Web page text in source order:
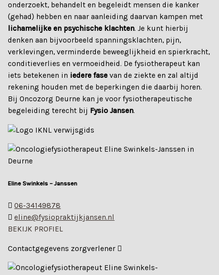
onderzoekt, behandelt en begeleidt mensen die kanker
(gehad) hebben en naar aanleiding daarvan kampen met
lichamelijke en psychische klachten. Je kunt hierbij
denken aan bijvoorbeeld spanningsklachten, pijn,
verklevingen, verminderde beweeglijkheid en spierkracht,
conditieverlies en vermoeidheid. De fysiotherapeut kan
iets betekenen in iedere fase van de ziekte en zal altijd
rekening houden met de beperkingen die daarbij horen.
Bij Oncozorg Deurne kan je voor fysiotherapeutische
begeleiding terecht bij Fysio Jansen.
Eline Swinkels – Janssen
06-34149878
eline@fysiopraktijkjansen.nl
BEKIJK PROFIEL
Contactgegevens zorgverlener